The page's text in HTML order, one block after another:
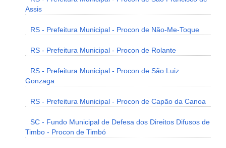
Assis
RS - Prefeitura Municipal - Procon de Não-Me-Toque
RS - Prefeitura Municipal - Procon de Rolante
RS - Prefeitura Municipal - Procon de São Luiz
Gonzaga
RS - Prefeitura Municipal - Procon de Capão da Canoa
SC - Fundo Municipal de Defesa dos Direitos Difusos de
Timbo - Procon de Timbó